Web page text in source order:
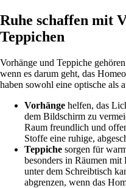
Ruhe schaffen mit
Teppichen
Vorhänge und Teppiche
wenn es darum geht, das
haben sowohl eine optische als
Vorhänge helfen, das
dem Bildschirm zu
Raum freundlich und
Stoffe eine ruhige,
Teppiche sorgen für
besonders in Räumen
unter dem Schreibtisch
abgrenzen, wenn das